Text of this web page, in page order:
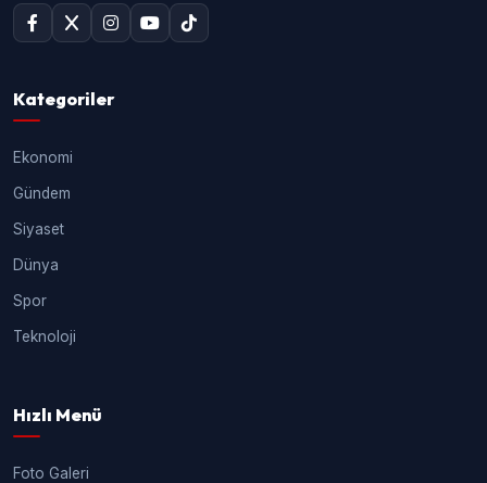
Kategoriler
Ekonomi
Gündem
Siyaset
Dünya
Spor
Teknoloji
Hızlı Menü
Foto Galeri